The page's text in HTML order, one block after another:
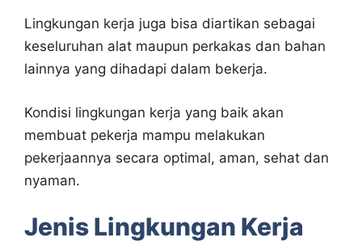
Lingkungan kerja juga bisa diartikan sebagai
keseluruhan alat maupun perkakas dan bahan
lainnya yang dihadapi dalam bekerja.
Kondisi lingkungan kerja yang baik akan
membuat pekerja mampu melakukan
pekerjaannya secara optimal, aman, sehat dan
nyaman.
Jenis Lingkungan Kerja